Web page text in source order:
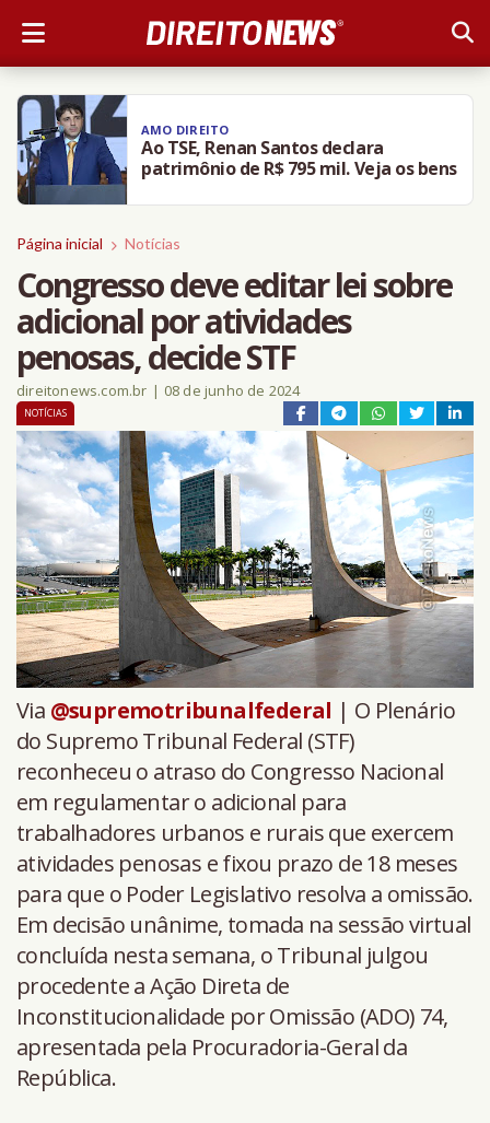
AMO DIREITO
Ao TSE, Renan Santos declara
patrimônio de R$ 795 mil. Veja os bens
Página inicial Notícias
Congresso deve editar lei sobre
adicional por atividades
penosas, decide STF
direitonews.com.br | 08 de junho de 2024
NOTÍCIAS
Via @supremotribunalfederal | O Plenário
do Supremo Tribunal Federal (STF)
reconheceu o atraso do Congresso Nacional
em regulamentar o adicional para
trabalhadores urbanos e rurais que exercem
atividades penosas e fixou prazo de 18 meses
para que o Poder Legislativo resolva a omissão.
Em decisão unânime, tomada na sessão virtual
concluída nesta semana, o Tribunal julgou
procedente a Ação Direta de
Inconstitucionalidade por Omissão (ADO) 74,
apresentada pela Procuradoria-Geral da
República.